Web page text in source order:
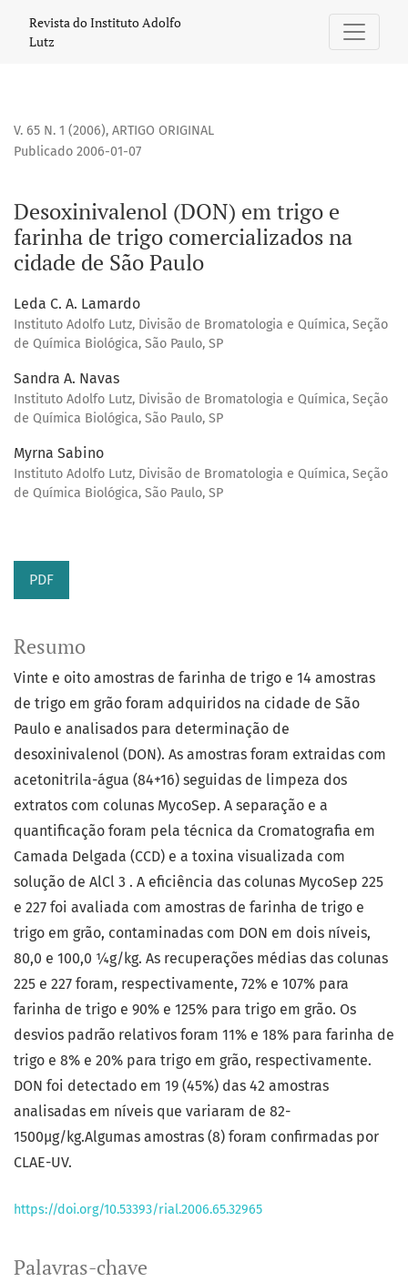
Desoxinivalenol (DON) em trigo e farinha de trigo
Revista do Instituto Adolfo
Lutz
V. 65 N. 1 (2006), ARTIGO ORIGINAL
Desoxinivalenol (DON) em trigo e
farinha de trigo comercializados na
cidade de São Paulo
Publicado 2006-01-07
Leda C. A. Lamardo
Instituto Adolfo Lutz, Divisão de Bromatologia e Química, Seção
de Química Biológica, São Paulo, SP
Sandra A. Navas
Instituto Adolfo Lutz, Divisão de Bromatologia e Química, Seção
de Química Biológica, São Paulo, SP
Myrna Sabino
Instituto Adolfo Lutz, Divisão de Bromatologia e Química, Seção
de Química Biológica, São Paulo, SP
PDF
Palavras-chave
Resumo
Vinte e oito amostras de farinha de trigo e 14 amostras
de trigo em grão foram adquiridos na cidade de São
Paulo e analisados para determinação de
desoxinivalenol (DON). As amostras foram extraidas com
acetonitrila-água (84+16) seguidas de limpeza dos
extratos com colunas MycoSep. A separação e a
quantificação foram pela técnica da Cromatografia em
Camada Delgada (CCD) e a toxina visualizada com
solução de AlCl 3 . A eficiência das colunas MycoSep 225
e 227 foi avaliada com amostras de farinha de trigo e
trigo em grão, contaminadas com DON em dois níveis,
80,0 e 100,0 ¼g/kg. As recuperações médias das colunas
225 e 227 foram, respectivamente, 72% e 107% para
farinha de trigo e 90% e 125% para trigo em grão. Os
desvios padrão relativos foram 11% e 18% para farinha de
trigo e 8% e 20% para trigo em grão, respectivamente.
DON foi detectado em 19 (45%) das 42 amostras
analisadas em níveis que variaram de 82-
1500μg/kg.Algumas amostras (8) foram confirmadas por
CLAE-UV.
https://doi.org/10.53393/rial.2006.65.32965